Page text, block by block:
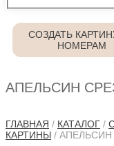
СОЗДАТЬ
НОМЕРАМ
АПЕЛЬСИН
ГЛАВНАЯ / КАТАЛОГ /
КАРТИНЫ / АПЕЛЬСИН